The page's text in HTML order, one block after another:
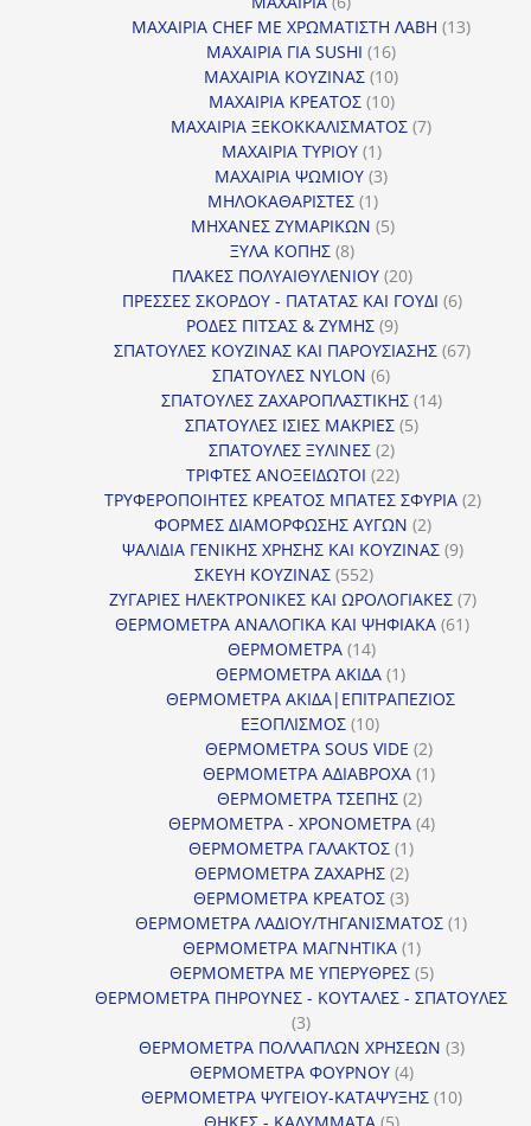
προϊόντα
ΜΑΧΑΙΡΙΑ CHEF ΜΕ ΧΡΩΜΑΤΙΣΤΗ ΛΑΒΗ 1313
ΜΑΧΑΙΡΙΑ ΓΙΑ SUSHI 1616
προϊόντα
ΜΑΧΑΙΡΙΑ ΚΟΥΖΙΝΑΣ 1010
προϊόντα
ΜΑΧΑΙΡΙΑ ΚΡΕΑΤΟΣ 1010
προϊόντα
ΜΑΧΑΙΡΙΑ ΞΕΚΟΚΚΑΛΙΣΜΑΤΟΣ 77
ΜΑΧΑΙΡΙΑ ΤΥΡΙΟΥ 11
προϊόν
ΜΑΧΑΙΡΙΑ ΨΩΜΙΟΥ 33
ΜΗΛΟΚΑΘΑΡΙΣΤΕΣ 11
προϊόν
ΜΗΧΑΝΕΣ ΖΥΜΑΡΙΚΩΝ 55
ΞΥΛΑ ΚΟΠΗΣ 88
προϊόντα
ΠΛΑΚΕΣ ΠΟΛΥΑΙΘΥΛΕΝΙΟΥ 2020
προϊόντα
ΠΡΕΣΣΕΣ ΣΚΟΡΔΟΥ - ΠΑΤΑΤΑΣ ΚΑΙ ΓΟΥΔΙ 66
ΡΟΔΕΣ ΠΙΤΣΑΣ & ΖΥΜΗΣ 99
προϊόντα
ΣΠΑΤΟΥΛΕΣ ΚΟΥΖΙΝΑΣ ΚΑΙ ΠΑΡΟΥΣΙΑΣΗΣ 6767
ΣΠΑΤΟΥΛΕΣ NYLON 66
προϊόντα
ΣΠΑΤΟΥΛΕΣ ΖΑΧΑΡΟΠΛΑΣΤΙΚΗΣ 1414
ΣΠΑΤΟΥΛΕΣ ΙΣΙΕΣ ΜΑΚΡΙΕΣ 55
ΣΠΑΤΟΥΛΕΣ ΞΥΛΙΝΕΣ 22
προϊόντα
ΤΡΙΦΤΕΣ ΑΝΟΞΕΙΔΩΤΟΙ 2222
προϊόντα
ΤΡΥΦΕΡΟΠΟΙΗΤΕΣ ΚΡΕΑΤΟΣ ΜΠΑΤΕΣ ΣΦΥΡΙΑ 22
ΦΟΡΜΕΣ ΔΙΑΜΟΡΦΩΣΗΣ ΑΥΓΩΝ 22
προϊόντα
ΨΑΛΙΔΙΑ ΓΕΝΙΚΗΣ ΧΡΗΣΗΣ ΚΑΙ ΚΟΥΖΙΝΑΣ 99
ΣΚΕΥΗ ΚΟΥΖΙΝΑΣ 552552
προϊόντα
ΖΥΓΑΡΙΕΣ ΗΛΕΚΤΡΟΝΙΚΕΣ ΚΑΙ ΩΡΟΛΟΓΙΑΚΕΣ 77
ΘΕΡΜΟΜΕΤΡΑ ΑΝΑΛΟΓΙΚΑ ΚΑΙ ΨΗΦΙΑΚΑ 6161
ΘΕΡΜΟΜΕΤΡΑ 1414
προϊόντα
ΘΕΡΜΟΜΕΤΡΑ ΑΚΙΔΑ 11
προϊόν
ΘΕΡΜΟΜΕΤΡΑ ΑΚΙΔΑ|ΕΠΙΤΡΑΠΕΖΙΟΣ
ΕΞΟΠΛΙΣΜΟΣ 1010
προϊόντα
ΘΕΡΜΟΜΕΤΡΑ SOUS VIDE 22
προϊόντα
ΘΕΡΜΟΜΕΤΡΑ ΑΔΙΑΒΡΟΧΑ 11
ΘΕΡΜΟΜΕΤΡΑ ΤΣΕΠΗΣ 22
προϊόντα
ΘΕΡΜΟΜΕΤΡΑ - ΧΡΟΝΟΜΕΤΡΑ 44
ΘΕΡΜΟΜΕΤΡΑ ΓΑΛΑΚΤΟΣ 11
προϊόν
ΘΕΡΜΟΜΕΤΡΑ ΖΑΧΑΡΗΣ 22
προϊόντα
ΘΕΡΜΟΜΕΤΡΑ ΚΡΕΑΤΟΣ 33
προϊόντα
ΘΕΡΜΟΜΕΤΡΑ ΛΑΔΙΟΥ/ΤΗΓΑΝΙΣΜΑΤΟΣ 11
ΘΕΡΜΟΜΕΤΡΑ ΜΑΓΝΗΤΙΚΑ 11
προϊόν
ΘΕΡΜΟΜΕΤΡΑ ΜΕ ΥΠΕΡΥΘΡΕΣ 55
προϊόντα
ΘΕΡΜΟΜΕΤΡΑ ΠΗΡΟΥΝΕΣ - ΚΟΥΤΑΛΕΣ - ΣΠΑΤΟΥΛΕΣ
33
προϊόντα
ΘΕΡΜΟΜΕΤΡΑ ΠΟΛΛΑΠΛΩΝ ΧΡΗΣΕΩΝ 33
ΘΕΡΜΟΜΕΤΡΑ ΦΟΥΡΝΟΥ 44
προϊόντα
ΘΕΡΜΟΜΕΤΡΑ ΨΥΓΕΙΟΥ-ΚΑΤΑΨΥΞΗΣ 1010
5